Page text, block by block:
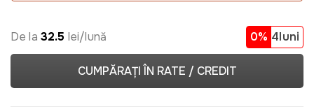
De la 32.5 lei/lună 0% 4luni
CUMPĂRAȚI ÎN RATE / CREDIT